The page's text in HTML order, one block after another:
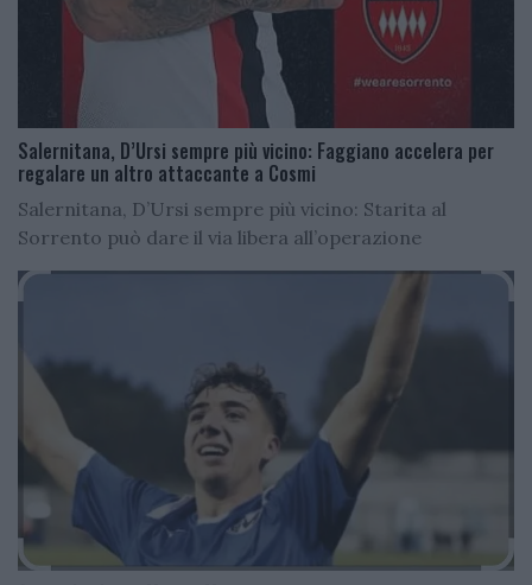
Salernitana, D’Ursi sempre più vicino: Faggiano accelera per
regalare un altro attaccante a Cosmi
Salernitana, D’Ursi sempre più vicino: Starita al
Sorrento può dare il via libera all’operazione